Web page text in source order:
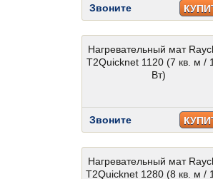
Звоните
Нагревательный мат
T2Quicknet 1120 (7 кв. м /
Вт)
Звоните
Нагревательный мат
T2Quicknet 1280 (8 кв. м /